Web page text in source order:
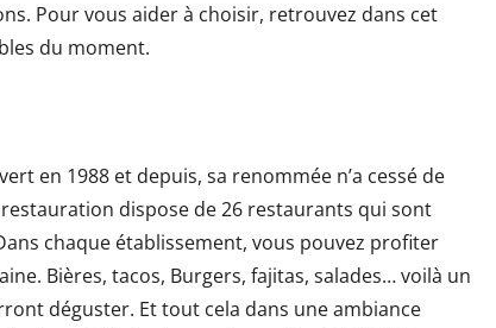
Pour vous aider à choisir, retrouvez dans cet
du moment.
en 1988 et depuis, sa renommée n’a cessé de
dispose de 26 restaurants qui sont
chaque établissement, vous pouvez profiter
Bières, tacos, Burgers, fajitas, salades… voilà un
déguster. Et tout cela dans une ambiance